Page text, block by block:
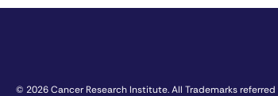
© 2026 Cancer Research Institute. All Trademarks